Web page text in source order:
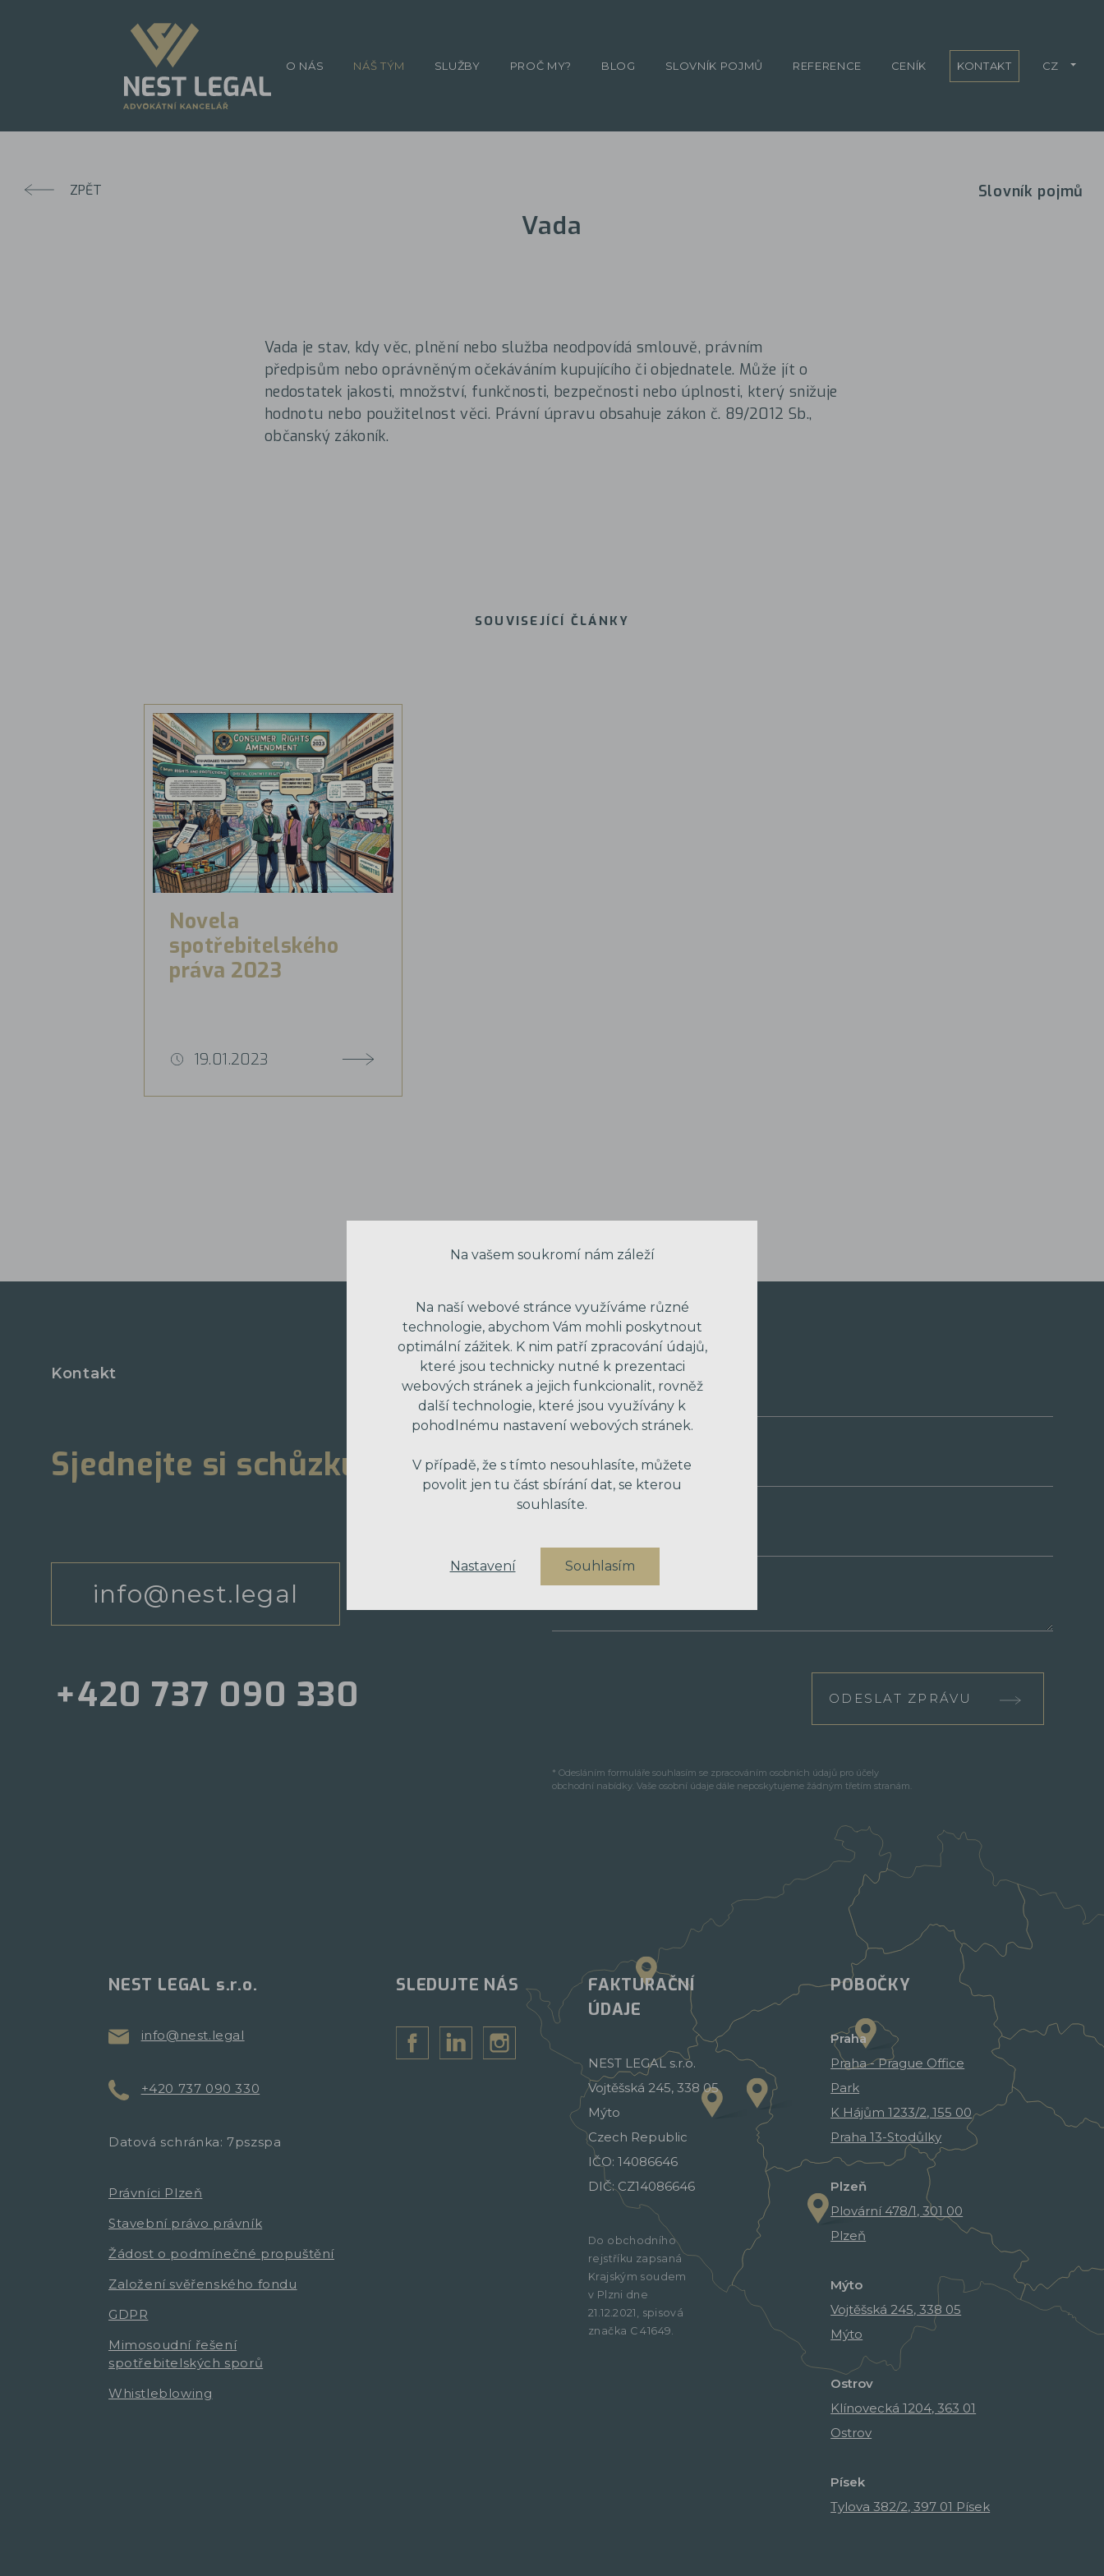
ZPĚT Slovník pojmů
Vada
Vada je stav, kdy věc, plnění nebo služba neodpovídá smlouvě, právním
předpisům nebo oprávněným očekáváním kupujícího či objednatele. Může jít o
nedostatek jakosti, množství, funkčnosti, bezpečnosti nebo úplnosti, který snižuje
hodnotu nebo použitelnost věci. Právní úpravu obsahuje zákon č. 89/2012 Sb.,
občanský zákoník.
SOUVISEJÍCÍ ČLÁNKY
Novela
spotřebitelského
práva 2023
19.01.2023
Kontakt
Sjednejte si schůzku
info@nest.legal
+420 737 090 330
VAŠE JMÉNO
VAŠE ZPRÁVA
ODESLAT ZPRÁVU
* Odesláním formuláře souhlasím se zpracováním osobních údajů pro účely
obchodní nabídky. Vaše osobní údaje dále neposkytujeme žádným třetím stranám.
NEST LEGAL s.r.o.
info@nest.legal
+420 737 090 330
Datová schránka: 7pszspa
Právníci Plzeň
Stavební právo právník
Žádost o podmínečné propuštění
Založení svěřenského fondu
GDPR
Mimosoudní řešení
spotřebitelských sporů
Whistleblowing
SLEDUJTE NÁS
FAKTURAČNÍ
ÚDAJE
NEST LEGAL s.r.o.
Vojtěšská 245, 338 05
Mýto
Czech Republic
IČO: 14086646
DIČ: CZ14086646
Do obchodního
rejstříku zapsaná
Krajským soudem
v Plzni dne
21.12.2021, spisová
značka C 41649.
POBOČKY
Praha
Praha - Prague Office
Park
K Hájům 1233/2, 155 00
Praha 13-Stodůlky
Plzeň
Plovární 478/1, 301 00
Plzeň
Mýto
Vojtěšská 245, 338 05
Mýto
Ostrov
Klínovecká 1204, 363 01
Ostrov
Písek
Tylova 382/2, 397 01 Písek
O NÁS NÁŠ TÝM SLUŽBY PROČ MY? BLOG SLOVNÍK POJMŮ REFERENCE CENÍK KONTAKT CZ
Na vašem soukromí nám záleží
Na naší webové stránce využíváme různé
technologie, abychom Vám mohli poskytnout
optimální zážitek. K nim patří zpracování údajů,
které jsou technicky nutné k prezentaci
webových stránek a jejich funkcionalit, rovněž
další technologie, které jsou využívány k
pohodlnému nastavení webových stránek.
V případě, že s tímto nesouhlasíte, můžete
povolit jen tu část sbírání dat, se kterou
souhlasíte.
Nastavení Souhlasím